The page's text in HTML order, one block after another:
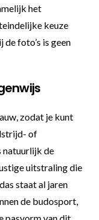
het
keuze
foto’s is geen
zodat je kunt
of
natuurlijk de
uitstraling die
staat al jaren
de budosport,